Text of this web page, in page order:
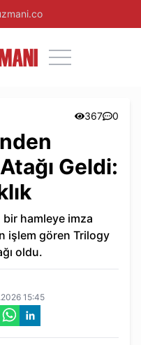
367 0
Geldi:
hamleye imza
işlem gören Trilogy
oldu.
15:45